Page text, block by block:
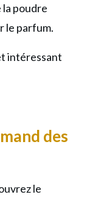
la poudre
le parfum.
intéressant
des
le